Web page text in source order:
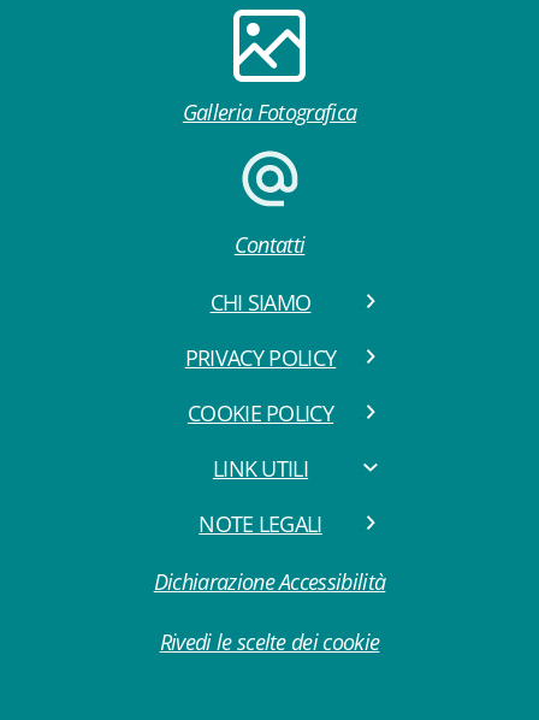
Galleria Fotografica
Contatti
CHI SIAMO
PRIVACY POLICY
COOKIE POLICY
LINK UTILI
NOTE LEGALI
Dichiarazione Accessibilità
Rivedi le scelte dei cookie